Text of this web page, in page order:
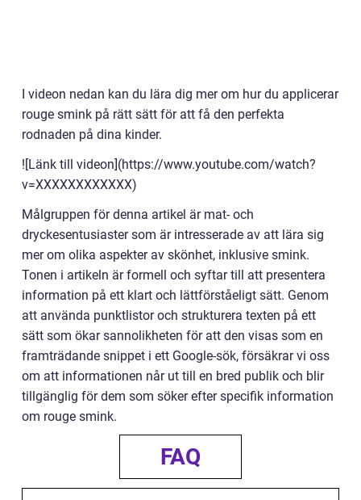
I videon nedan kan du lära dig mer om hur du applicerar
rouge smink på rätt sätt för att få den perfekta
rodnaden på dina kinder.
![Länk till videon](https://www.youtube.com/watch?
v=XXXXXXXXXXXX)
Målgruppen för denna artikel är mat- och
dryckesentusiaster som är intresserade av att lära sig
mer om olika aspekter av skönhet, inklusive smink.
Tonen i artikeln är formell och syftar till att presentera
information på ett klart och lättförståeligt sätt. Genom
att använda punktlistor och strukturera texten på ett
sätt som ökar sannolikheten för att den visas som en
framträdande snippet i ett Google-sök, försäkrar vi oss
om att informationen når ut till en bred publik och blir
tillgänglig för dem som söker efter specifik information
om rouge smink.
FAQ